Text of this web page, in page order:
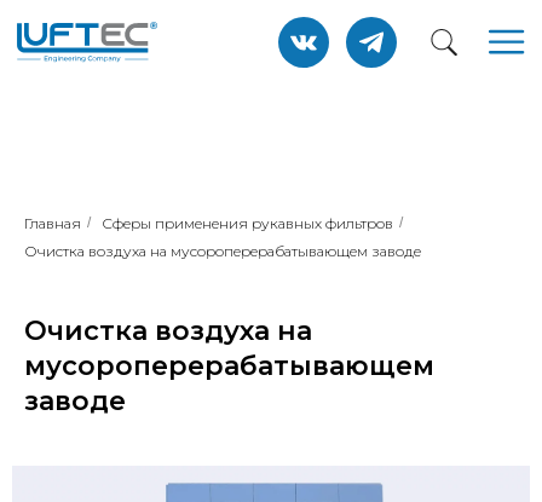
Главная / Сферы применения рукавных фильтров /
Очистка воздуха на мусороперерабатывающем заводе
Очистка воздуха на
мусороперерабатывающем
заводе